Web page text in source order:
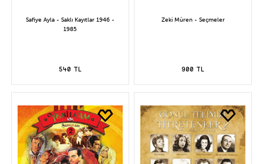
Safiye Ayla - Saklı Kayıtlar 1946 -
1985
540 TL
Zeki Müren - Seçmeler
900 TL